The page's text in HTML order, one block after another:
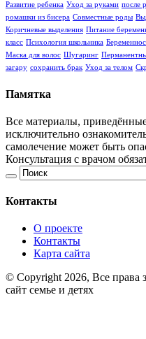
Развитие ребенка Уход за руками после
ромашки из бисера Совместные роды
Коричневые выделения Питание
класс Психология школьника
Маска для волос Шугаринг
загару сохранить брак Уход за телом
Памятка
Все материалы,
исключительно
самолечение может быть
Консультация с врачом
Контакты
О проекте
Контакты
Карта сайта
© Copyright 2026, Все
сайт семье и детях